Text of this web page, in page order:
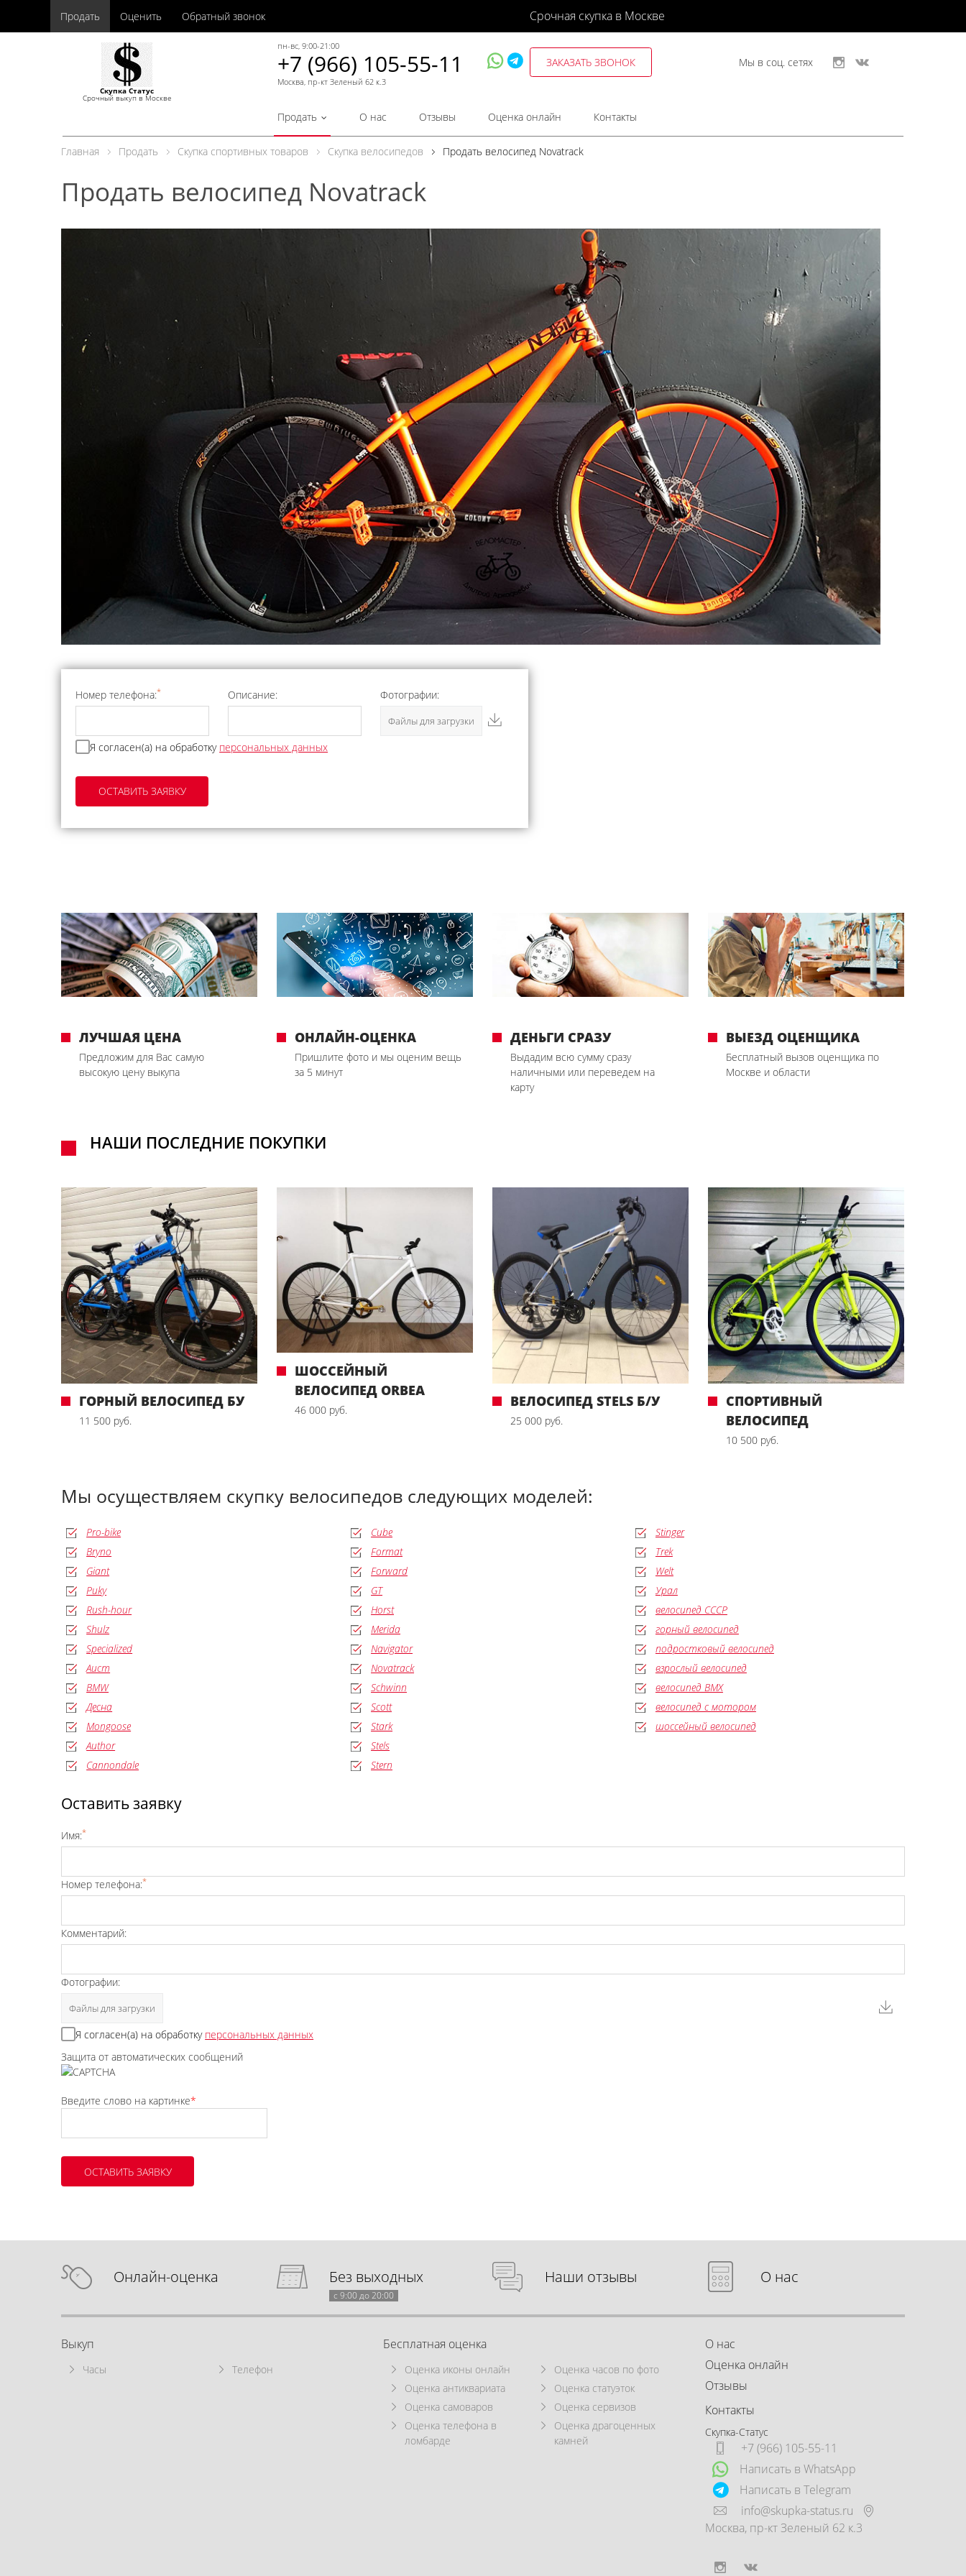
Продать Оценить Обратный звонок Срочная скупка в Москве
Скупка Статус
Срочный выкуп в Москве
пн-вс, 9:00-21:00
+7 (966) 105-55-11
Москва, пр-кт Зеленый 62 к.3
ЗАКАЗАТЬ ЗВОНОК Мы в соц. сетях
Продать О нас Отзывы Оценка онлайн Контакты
Главная Продать Скупка спортивных товаров Скупка велосипедов Продать велосипед Novatrack
Продать велосипед Novatrack
Номер телефона:* Описание: Фотографии:
Файлы для загрузки
Я согласен(а) на обработку персональных данных
ЛУЧШАЯ ЦЕНА
Предложим для Вас самую
высокую цену выкупа
ОНЛАЙН-ОЦЕНКА
Пришлите фото и мы оценим вещь
за 5 минут
ДЕНЬГИ СРАЗУ
Выдадим всю сумму сразу
наличными или переведем на
карту
ВЫЕЗД ОЦЕНЩИКА
Бесплатный вызов оценщика по
Москве и области
НАШИ ПОСЛЕДНИЕ ПОКУПКИ
ГОРНЫЙ ВЕЛОСИПЕД БУ
11 500 руб.
ШОССЕЙНЫЙ
ВЕЛОСИПЕД ORBEA
46 000 руб.
ВЕЛОСИПЕД STELS Б/У
25 000 руб.
СПОРТИВНЫЙ
ВЕЛОСИПЕД
10 500 руб.
Мы осуществляем скупку велосипедов следующих моделей:
Pro-bike
Bryno
Giant
Puky
Rush-hour
Shulz
Specialized
Аист
BMW
Десна
Mongoose
Author
Cannondale
Cube
Format
Forward
GT
Horst
Merida
Navigator
Novatrack
Schwinn
Scott
Stark
Stels
Stern
Stinger
Trek
Welt
Урал
велосипед СССР
горный велосипед
подростковый велосипед
взрослый велосипед
велосипед BMX
велосипед с мотором
шоссейный велосипед
Оставить заявку
Имя:*
Номер телефона:*
Комментарий:
Фотографии:
Файлы для загрузки
Я согласен(а) на обработку персональных данных
Защита от автоматических сообщений
Введите слово на картинке*
Онлайн-оценка Без выходных
с 9:00 до 20:00
Наши отзывы О нас
Выкуп
Часы Телефон
Бесплатная оценка
Оценка иконы онлайн
Оценка часов по фото
Оценка антиквариата
Оценка статуэток
Оценка самоваров
Оценка сервизов
Оценка телефона в
ломбарде
Оценка драгоценных
камней
О нас
Оценка онлайн
Отзывы
Контакты
Скупка-Статус
+7 (966) 105-55-11
Написать в WhatsApp
Написать в Telegram
info@skupka-status.ru
Москва, пр-кт Зеленый 62 к.3